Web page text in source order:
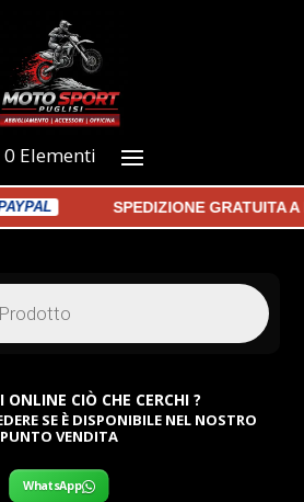
0 Elementi
SPEDIZIONE GRATUITA A
CIÒ CHE CERCHI ?
SE È DISPONIBILE NEL NOSTRO
PUNTO VENDITA
WhatsApp